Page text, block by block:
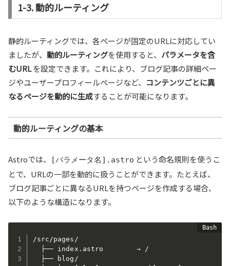
1-3. 動的ルーティング
静的ルーティングでは、各ページが固定のURLに対応してい
ましたが、 動的ルーティングを使用すると、 パラメータを含
むURLを設定できます。これにより、ブログ記事の詳細ペー
ジやユーザープロフィールページなど、 コンテンツごとに異
なるページを動的に生成することが可能になります。
動的ルーティングの基本
Astroでは、 [パラメータ名].astro という命名規則を使うこ
とで、URLの一部を動的に扱うことができます。たとえば、
ブログ記事ごとに異なるURLを持つページを作成する場合、
以下のような構造になります。
/src/pages/
  ├── index.astro        → /
  ├── blog/